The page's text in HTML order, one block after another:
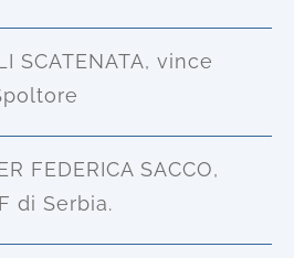
SCATENATA, vince
FEDERICA SACCO,
di Serbia.